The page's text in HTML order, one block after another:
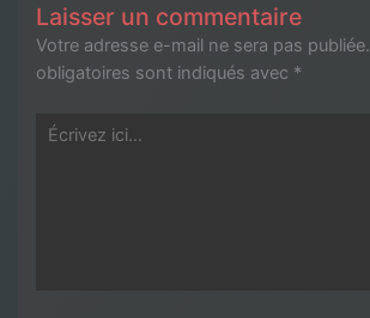
Laisser un commentaire
Votre adresse e-mail ne sera pas publiée.
obligatoires sont indiqués avec *
Écrivez